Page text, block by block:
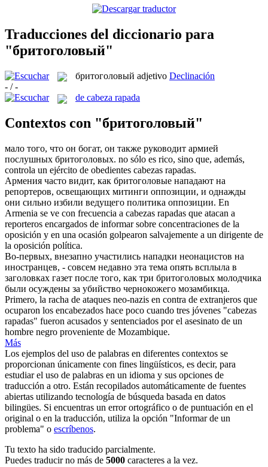
Traducciones del diccionario para
"бритоголовый"
бритоголовый adjetivo Declinación
- / -
de cabeza rapada
Contextos con "бритоголовый"
мало того, что он богат, он также руководит армией
послушных бритоголовых. no sólo es rico, sino que, además,
controla un ejército de obedientes cabezas rapadas.
Армения часто видит, как бритоголовые нападают на
репортеров, освещающих митинги оппозиции, и однажды
они сильно избили ведущего политика оппозиции. En
Armenia se ve con frecuencia a cabezas rapadas que atacan a
reporteros encargados de informar sobre concentraciones de la
oposición y en una ocasión golpearon salvajemente a un dirigente de
la oposición política.
Во-первых, внезапно участились нападки неонацистов на
иностранцев, - совсем недавно эта тема опять всплыла в
заголовках газет после того, как три бритоголовых молодчика
были осуждены за убийство чернокожего мозамбикца.
Primero, la racha de ataques neo-nazis en contra de extranjeros que
ocuparon los encabezados hace poco cuando tres jóvenes "cabezas
rapadas" fueron acusados y sentenciados por el asesinato de un
hombre negro proveniente de Mozambique.
Más
Los ejemplos del uso de palabras en diferentes contextos se
proporcionan únicamente con fines lingüísticos, es decir, para
estudiar el uso de palabras en un idioma y sus opciones de
traducción a otro. Están recopilados automáticamente de fuentes
abiertas utilizando tecnología de búsqueda basada en datos
bilingües. Si encuentras un error ortográfico o de puntuación en el
original o en la traducción, utiliza la opción "Informar de un
problema" o escríbenos.
Tu texto ha sido traducido parcialmente.
Puedes traducir no más de 5000 caracteres a la vez.